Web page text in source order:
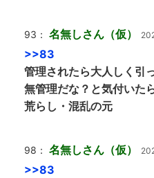
93： 名無しさん（仮）
>>83
管理されたら大人しく引
無管理だな？と気付いた
荒らし・混乱の元
98： 名無しさん（仮）
>>83